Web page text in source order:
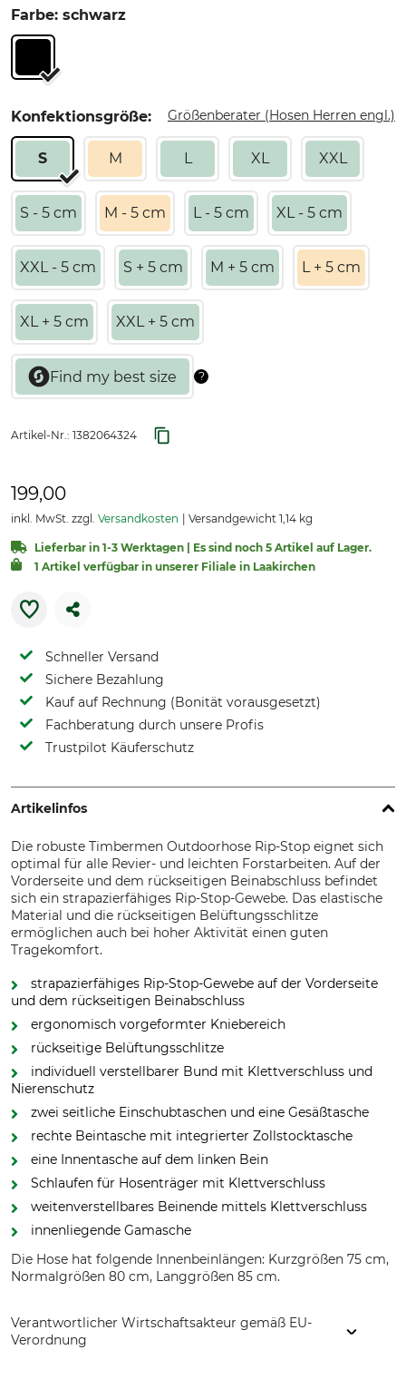
Farbe: schwarz
Konfektionsgröße: Größenberater (Hosen Herren engl.)
S M L XL XXL
S - 5 cm M - 5 cm L - 5 cm XL - 5 cm
XXL - 5 cm S + 5 cm M + 5 cm L + 5 cm
XL + 5 cm XXL + 5 cm
Artikel-Nr.: 1382064324
199,00
inkl. MwSt. zzgl. Versandkosten Versandgewicht 1,14 kg
Lieferbar in 1-3 Werktagen | Es sind noch 5 Artikel auf Lager.
1 Artikel verfügbar in unserer Filiale in Laakirchen
Schneller Versand
Sichere Bezahlung
Kauf auf Rechnung (Bonität vorausgesetzt)
Fachberatung durch unsere Profis
Trustpilot Käuferschutz
Artikelinfos
Die robuste Timbermen Outdoorhose Rip-Stop eignet sich
optimal für alle Revier- und leichten Forstarbeiten. Auf der
Vorderseite und dem rückseitigen Beinabschluss befindet
sich ein strapazierfähiges Rip-Stop-Gewebe. Das elastische
Material und die rückseitigen Belüftungsschlitze
ermöglichen auch bei hoher Aktivität einen guten
Tragekomfort.
strapazierfähiges Rip-Stop-Gewebe auf der Vorderseite
und dem rückseitigen Beinabschluss
ergonomisch vorgeformter Kniebereich
rückseitige Belüftungsschlitze
individuell verstellbarer Bund mit Klettverschluss und
Nierenschutz
zwei seitliche Einschubtaschen und eine Gesäßtasche
rechte Beintasche mit integrierter Zollstocktasche
eine Innentasche auf dem linken Bein
Schlaufen für Hosenträger mit Klettverschluss
weitenverstellbares Beinende mittels Klettverschluss
innenliegende Gamasche
Die Hose hat folgende Innenbeinlängen: Kurzgrößen 75 cm,
Normalgrößen 80 cm, Langgrößen 85 cm.
Verantwortlicher Wirtschaftsakteur gemäß EU-
Verordnung